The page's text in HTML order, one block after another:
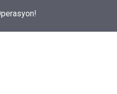
FESTİVALİ HEYECANI